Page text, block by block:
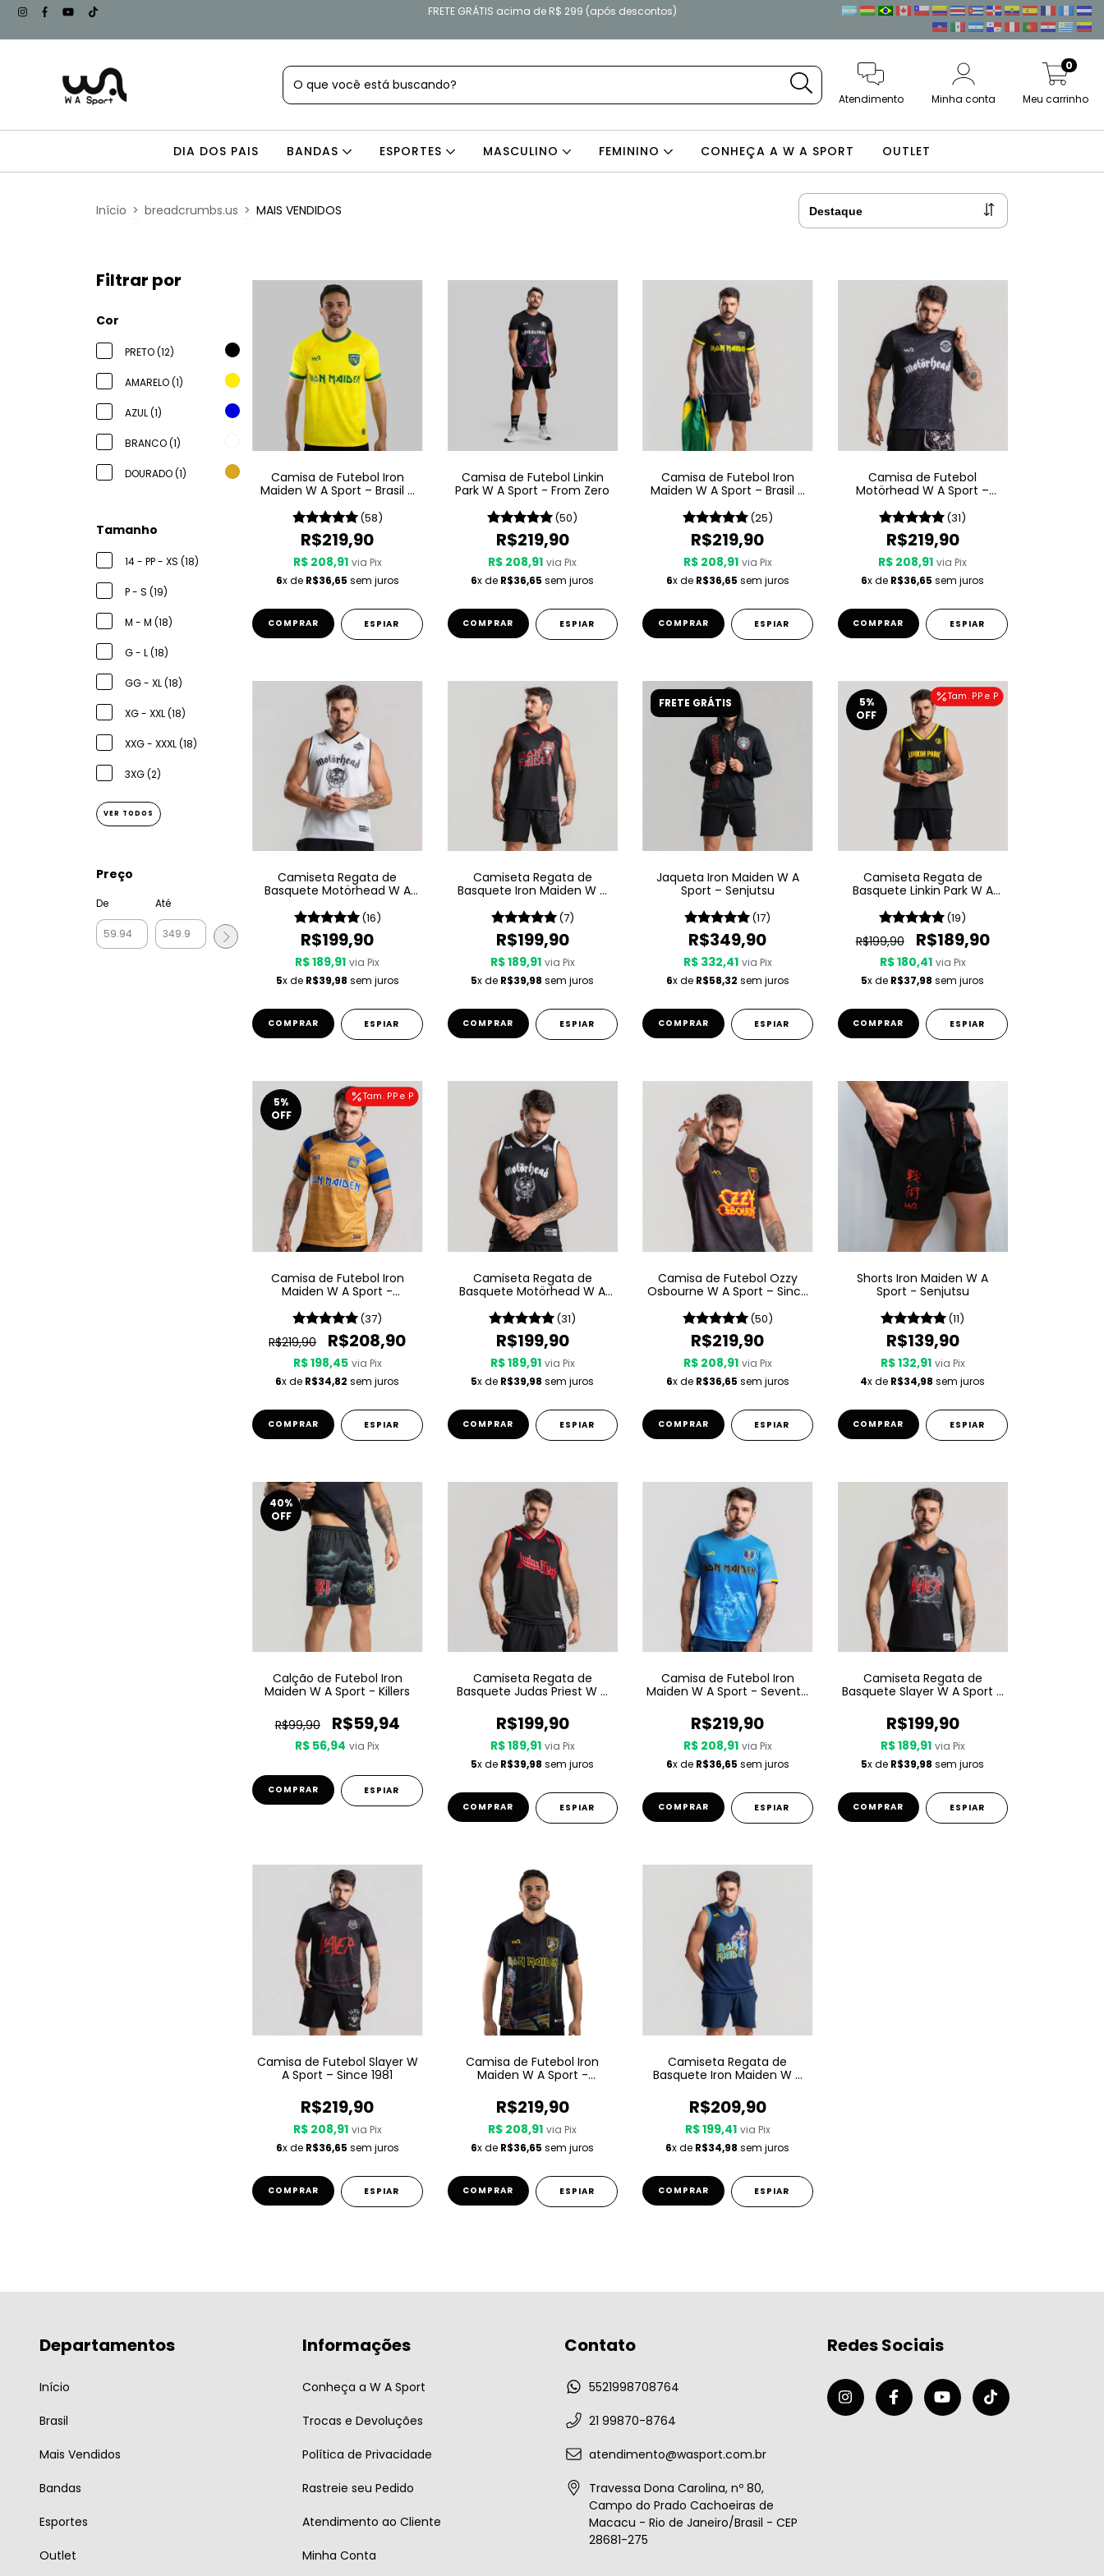
FRETE GRÁTIS acima de R$ 299 (após descontos)
Atendimento Minha conta Meu carrinho
0
DIA DOS PAIS BANDAS ESPORTES MASCULINO FEMININO CONHEÇA A W A SPORT OUTLET
Início > breadcrumbs.us > MAIS VENDIDOS
Filtrar por
Cor
PRETO (12)
AMARELO (1)
AZUL (1)
BRANCO (1)
DOURADO (1)
Tamanho
14 - PP - XS (18)
P - S (19)
M - M (18)
G - L (18)
GG - XL (18)
XG - XXL (18)
XXG - XXXL (18)
3XG (2)
VER TODOS
Preço
De Até
Camisa de Futebol Iron
Maiden W A Sport – Brasil -
(58)
R$219,90
R$ 208,91 via Pix
6x de R$36,65 sem juros
COMPRAR ESPIAR
Camisa de Futebol Linkin
Park W A Sport - From Zero
(50)
R$219,90
R$ 208,91 via Pix
6x de R$36,65 sem juros
COMPRAR ESPIAR
Camisa de Futebol Iron
Maiden W A Sport – Brasil -
(25)
R$219,90
R$ 208,91 via Pix
6x de R$36,65 sem juros
COMPRAR ESPIAR
Camisa de Futebol
Motörhead W A Sport –
(31)
R$219,90
R$ 208,91 via Pix
6x de R$36,65 sem juros
COMPRAR ESPIAR
Camiseta Regata de
Basquete Motörhead W A
(16)
R$199,90
R$ 189,91 via Pix
5x de R$39,98 sem juros
COMPRAR ESPIAR
Camiseta Regata de
Basquete Iron Maiden W A
(7)
R$199,90
R$ 189,91 via Pix
5x de R$39,98 sem juros
COMPRAR ESPIAR
FRETE GRÁTIS
Jaqueta Iron Maiden W A
Sport – Senjutsu
(17)
R$349,90
R$ 332,41 via Pix
6x de R$58,32 sem juros
COMPRAR ESPIAR
Tam. PP e P
5%
OFF
Camiseta Regata de
Basquete Linkin Park W A
(19)
R$199,90 R$189,90
R$ 180,41 via Pix
5x de R$37,98 sem juros
COMPRAR ESPIAR
Tam. PP e P
5%
OFF
Camisa de Futebol Iron
Maiden W A Sport -
(37)
R$219,90 R$208,90
R$ 198,45 via Pix
6x de R$34,82 sem juros
COMPRAR ESPIAR
Camiseta Regata de
Basquete Motörhead W A
(31)
R$199,90
R$ 189,91 via Pix
5x de R$39,98 sem juros
COMPRAR ESPIAR
Camisa de Futebol Ozzy
Osbourne W A Sport – Since
(50)
R$219,90
R$ 208,91 via Pix
6x de R$36,65 sem juros
COMPRAR ESPIAR
Shorts Iron Maiden W A
Sport - Senjutsu
(11)
R$139,90
R$ 132,91 via Pix
4x de R$34,98 sem juros
COMPRAR ESPIAR
40%
OFF
Calção de Futebol Iron
Maiden W A Sport - Killers
R$99,90 R$59,94
R$ 56,94 via Pix
COMPRAR ESPIAR
Camiseta Regata de
Basquete Judas Priest W A
R$199,90
R$ 189,91 via Pix
5x de R$39,98 sem juros
COMPRAR ESPIAR
Camisa de Futebol Iron
Maiden W A Sport - Seventh
R$219,90
R$ 208,91 via Pix
6x de R$36,65 sem juros
COMPRAR ESPIAR
Camiseta Regata de
Basquete Slayer W A Sport –
R$199,90
R$ 189,91 via Pix
5x de R$39,98 sem juros
COMPRAR ESPIAR
Camisa de Futebol Slayer W
A Sport – Since 1981
R$219,90
R$ 208,91 via Pix
6x de R$36,65 sem juros
COMPRAR ESPIAR
Camisa de Futebol Iron
Maiden W A Sport -
R$219,90
R$ 208,91 via Pix
6x de R$36,65 sem juros
COMPRAR ESPIAR
Camiseta Regata de
Basquete Iron Maiden W A
Seventh Son
R$209,90
R$ 199,41 via Pix
6x de R$34,98 sem juros
COMPRAR ESPIAR
Departamentos
Início
Brasil
Mais Vendidos
Bandas
Esportes
Outlet
Informações
Conheça a W A Sport
Trocas e Devoluções
Política de Privacidade
Rastreie seu Pedido
Atendimento ao Cliente
Minha Conta
Contato
5521998708764
21 99870-8764
atendimento@wasport.com.br
Travessa Dona Carolina, nº 80,
Campo do Prado Cachoeiras de
Macacu - Rio de Janeiro/Brasil - CEP
28681-275
Redes Sociais